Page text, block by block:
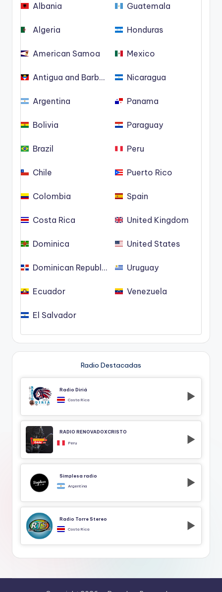
Albania
Algeria
American Samoa
Antigua and Barbuda
Argentina
Bolivia
Brazil
Chile
Colombia
Costa Rica
Dominica
Dominican Republic
Ecuador
El Salvador
Guatemala
Honduras
Mexico
Nicaragua
Panama
Paraguay
Peru
Puerto Rico
Spain
United Kingdom
United States
Uruguay
Venezuela
Radio Destacadas
Radio Diriá
Costa Rica
RADIO RENOVADOXCRISTO
Peru
Simplesa radio
Argentina
Radio Torre Stereo
Costa Rica